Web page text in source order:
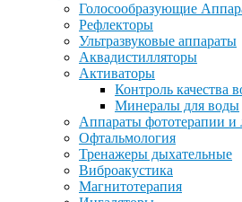
Голосообразующие
Рефлекторы
Ультразвуковые аппараты
Аквадистилляторы
Активаторы
Контроль качества
Минералы для воды
Аппараты фототерапии и
Офтальмология
Тренажеры дыхательные
Виброакустика
Магнитотерапия